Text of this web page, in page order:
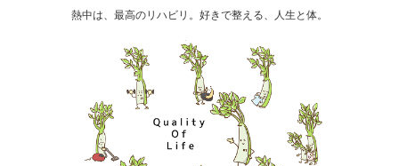
熱中は、最高のリハビリ。好きで整える、人生と体。